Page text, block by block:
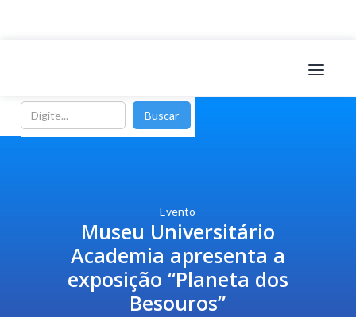
Evento
Museu Universitário
Academia apresenta a
exposição “Planeta dos
Besouros”